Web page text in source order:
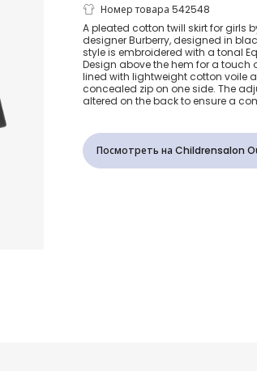
Черная
юбка EKD
девочек
Номер товара 542548
A pleated cotton twill skirt for girls
designer Burberry, designed in
style is embroidered with a tonal
Design above the hem for a touch
lined with lightweight cotton voile
concealed zip on one side. The
altered on the back to ensure a
Посмотреть на Childrensalon